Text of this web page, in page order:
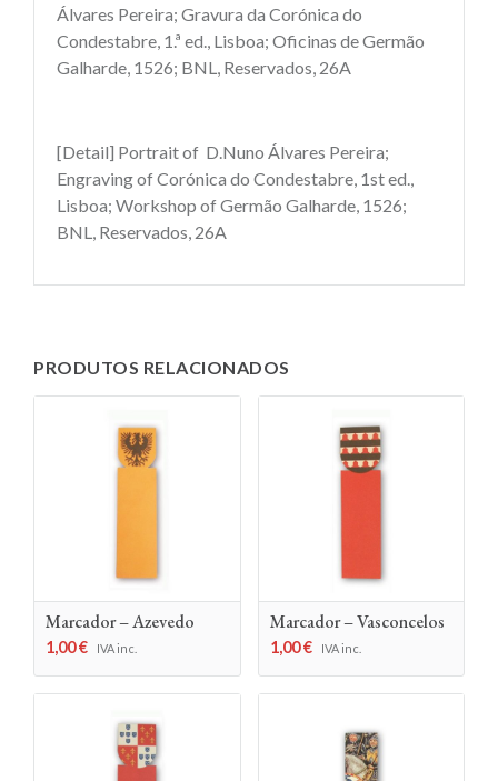
Álvares Pereira; Gravura da Corónica do
Condestabre, 1.ª ed., Lisboa; Oficinas de Germão
Galharde, 1526; BNL, Reservados, 26A
[Detail] Portrait of D.Nuno Álvares Pereira;
Engraving of Corónica do Condestabre, 1st ed.,
Lisboa; Workshop of Germão Galharde, 1526;
BNL, Reservados, 26A
PRODUTOS RELACIONADOS
Marcador – Azevedo
1,00€ IVA inc.
Marcador – Vasconcelos
1,00€ IVA inc.